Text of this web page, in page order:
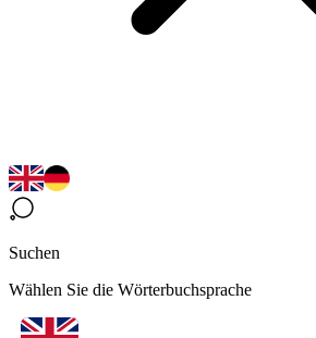
Suchen
Wählen Sie die Wörterbuchsprache